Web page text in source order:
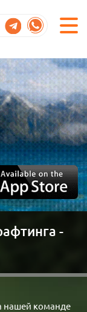
-
нашей команде